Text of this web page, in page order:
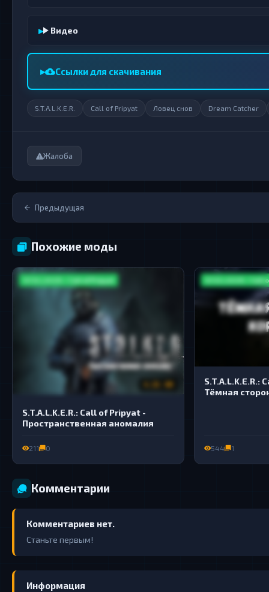
Видео
Ссылки для скачивания
S.T.A.L.K.E.R. Call of Pripyat Ловец снов Dream Catcher
Жалоба
Предыдущая
Похожие моды
S.T.A.L.K.E.R. / Call of Pripyat
S.T.A.L.K.E.R.: Call of Pripyat -
Пространственная аномалия
211 0
S.T.A.L.K.E.R. / Call
S.T.A.L.K.E.R.:
Тёмная
544 1
Комментарии
Комментариев нет.
Станьте первым!
Информация